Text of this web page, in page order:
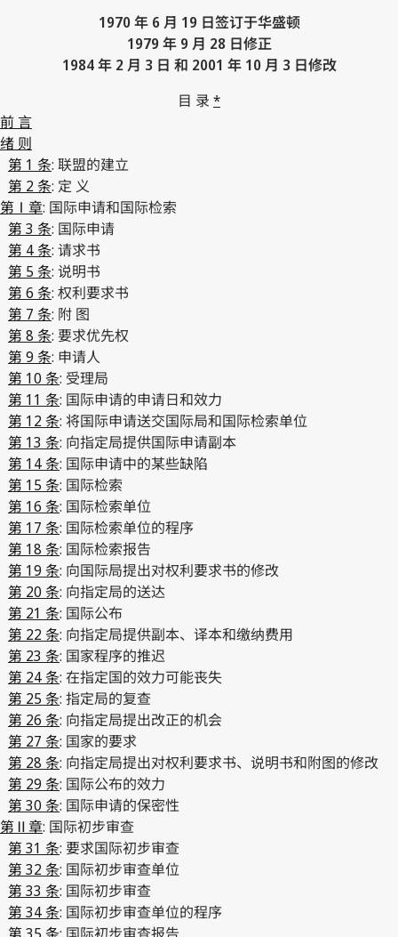
1970 年 6 月 19 日签订于华盛顿
1979 年 9 月 28 日修正
1984 年 2 月 3 日 和 2001 年 10 月 3 日修改
目 录 *
前 言
绪 则
第 1 条: 联盟的建立
第 2 条: 定 义
第Ⅰ章: 国际申请和国际检索
第 3 条: 国际申请
第 4 条: 请求书
第 5 条: 说明书
第 6 条: 权利要求书
第 7 条: 附 图
第 8 条: 要求优先权
第 9 条: 申请人
第 10 条: 受理局
第 11 条: 国际申请的申请日和效力
第 12 条: 将国际申请送交国际局和国际检索单位
第 13 条: 向指定局提供国际申请副本
第 14 条: 国际申请中的某些缺陷
第 15 条: 国际检索
第 16 条: 国际检索单位
第 17 条: 国际检索单位的程序
第 18 条: 国际检索报告
第 19 条: 向国际局提出对权利要求书的修改
第 20 条: 向指定局的送达
第 21 条: 国际公布
第 22 条: 向指定局提供副本、译本和缴纳费用
第 23 条: 国家程序的推迟
第 24 条: 在指定国的效力可能丧失
第 25 条: 指定局的复查
第 26 条: 向指定局提出改正的机会
第 27 条: 国家的要求
第 28 条: 向指定局提出对权利要求书、说明书和附图的修改
第 29 条: 国际公布的效力
第 30 条: 国际申请的保密性
第Ⅱ章: 国际初步审查
第 31 条: 要求国际初步审查
第 32 条: 国际初步审查单位
第 33 条: 国际初步审查
第 34 条: 国际初步审查单位的程序